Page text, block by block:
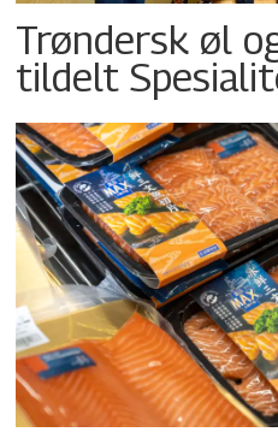
Trøndersk øl
tildelt